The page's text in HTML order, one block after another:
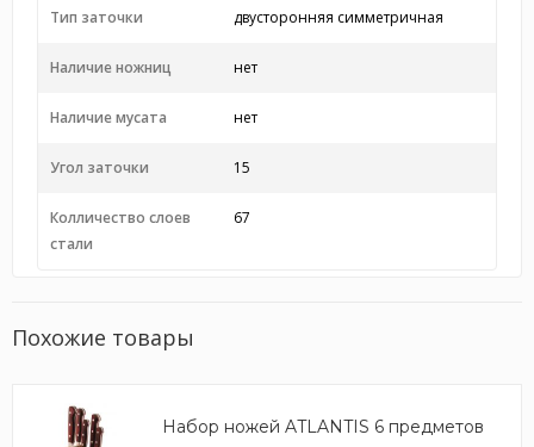
Тип заточки двусторонняя симметричная
Наличие ножниц нет
Наличие мусата нет
Угол заточки 15
Колличество слоев
стали
67
Похожие товары
Набор ножей ATLANTIS 6 предметов